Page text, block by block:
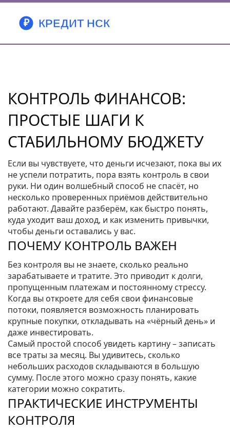
КОНТРОЛЬ ФИНАНСОВ:
ПРОСТЫЕ ШАГИ К
СТАБИЛЬНОМУ БЮДЖЕТУ
Если вы чувствуете, что деньги исчезают, пока вы их
не успели потратить, пора взять контроль в свои
руки. Ни один волшебный способ не спасёт, но
несколько проверенных приёмов действительно
работают. Давайте разберём, как быстро понять,
куда уходит ваш доход, и как изменить привычки,
чтобы деньги оставались у вас.
ПОЧЕМУ КОНТРОЛЬ ВАЖЕН
Без контроля вы не знаете, сколько реально
зарабатываете и тратите. Это приводит к долги,
пропущенным платежам и постоянному стрессу.
Когда вы откроете для себя свои финансовые
потоки, появляется возможность планировать
крупные покупки, откладывать на «чёрный день» и
даже инвестировать.
Самый простой способ увидеть картину – записать
все траты за месяц. Вы удивитесь, сколько
небольших расходов складываются в большую
сумму. После этого можно сразу понять, какие
категории можно сократить.
ПРАКТИЧЕСКИЕ ИНСТРУМЕНТЫ
КОНТРОЛЯ